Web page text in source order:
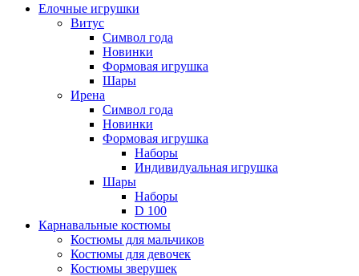
Елочные игрушки
Витус
Символ года
Новинки
Формовая игрушка
Шары
Ирена
Символ года
Новинки
Формовая игрушка
Наборы
Индивидуальная игрушка
Шары
Наборы
D 100
Карнавальные костюмы
Костюмы для мальчиков
Костюмы для девочек
Костюмы зверушек